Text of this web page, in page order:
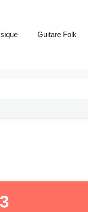
Guitare Folk